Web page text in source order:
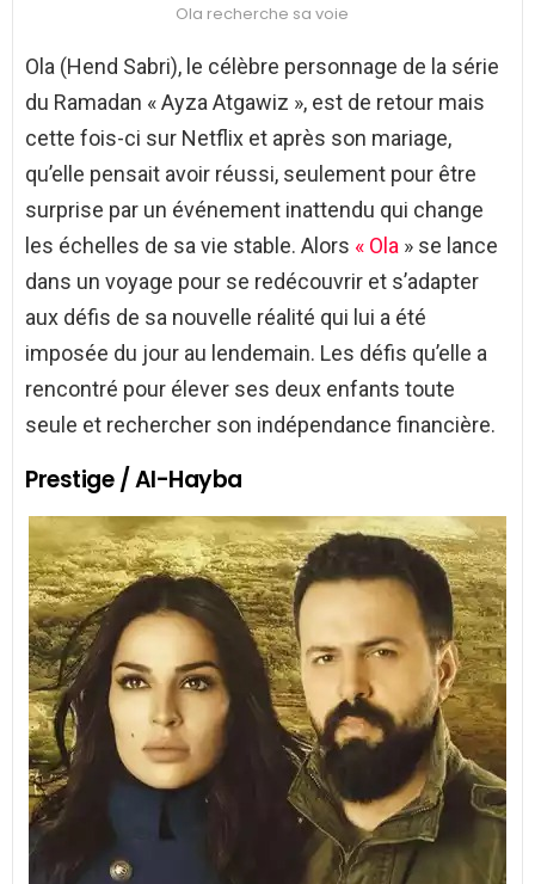
Ola recherche sa voie
Ola (Hend Sabri), le célèbre personnage de la série
du Ramadan « Ayza Atgawiz », est de retour mais
cette fois-ci sur Netflix et après son mariage,
qu’elle pensait avoir réussi, seulement pour être
surprise par un événement inattendu qui change
les échelles de sa vie stable. Alors « Ola » se lance
dans un voyage pour se redécouvrir et s’adapter
aux défis de sa nouvelle réalité qui lui a été
imposée du jour au lendemain. Les défis qu’elle a
rencontré pour élever ses deux enfants toute
seule et rechercher son indépendance financière.
Prestige / Al-Hayba